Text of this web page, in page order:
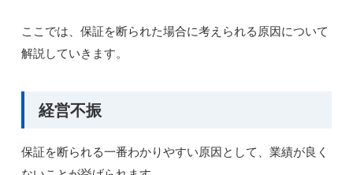
ここでは、保証を断られた場合に考えられる原因について
解説していきます。
経営不振
保証を断られる一番わかりやすい原因として、業績が良く